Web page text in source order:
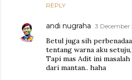
REPLY
andi nugraha 3 December
Betul juga sih
tentang warna aku
Tapi mas Adit ini
dari mantan.. haha